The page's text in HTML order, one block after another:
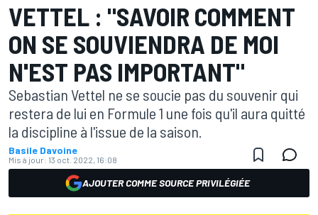
VETTEL : "SAVOIR COMMENT
ON SE SOUVIENDRA DE MOI
N'EST PAS IMPORTANT"
Sebastian Vettel ne se soucie pas du souvenir qui
restera de lui en Formule 1 une fois qu'il aura quitté
la discipline à l'issue de la saison.
Basile Davoine
Mis à jour: 13 oct. 2022, 16:08
AJOUTER COMME SOURCE PRIVILÉGIÉE